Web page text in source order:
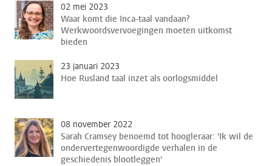
02 mei 2023
Waar komt die Inca-taal vandaan?
Werkwoordsvervoegingen moeten uitkomst
bieden
23 januari 2023
Hoe Rusland taal inzet als oorlogsmiddel
08 november 2022
Sarah Cramsey benoemd tot hoogleraar: 'Ik wil de
ondervertegenwoordigde verhalen in de
geschiedenis blootleggen'